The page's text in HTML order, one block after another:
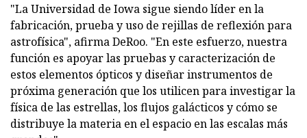
"La Universidad de Iowa sigue siendo líder en la
fabricación, prueba y uso de rejillas de reflexión para
astrofísica", afirma DeRoo. "En este esfuerzo, nuestra
función es apoyar las pruebas y caracterización de
estos elementos ópticos y diseñar instrumentos de
próxima generación que los utilicen para investigar la
física de las estrellas, los flujos galácticos y cómo se
distribuye la materia en el espacio en las escalas más